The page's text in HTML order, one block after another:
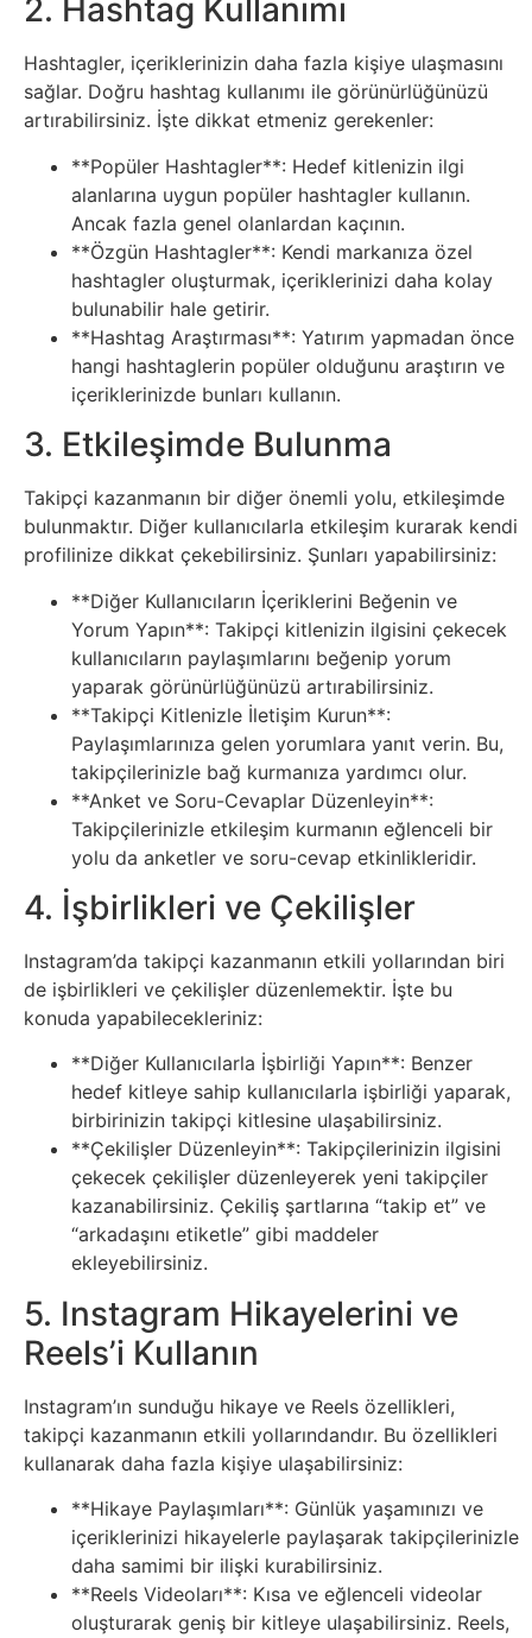
İnternet
İnternetten
Para
Kazanma
Kadın
Kim
Kimdir
Kitap
Komedi
Kültür
Sanat
Metaverse
Mobil
Müzik
Nft
Projeler
ve
Fikirler
Psikoloji
Sağlık
Scriptler
Seo
Sigorta
Sinema
Spor
Tarih
Tarım
2. Hashtag Kullanımı
Hashtagler, içeriklerinizin daha fazla kişiye ulaşmasını
sağlar. Doğru hashtag kullanımı ile görünürlüğünüzü
artırabilirsiniz. İşte dikkat etmeniz gerekenler:
**Popüler Hashtagler**: Hedef kitlenizin ilgi
alanlarına uygun popüler hashtagler kullanın.
Ancak fazla genel olanlardan kaçının.
**Özgün Hashtagler**: Kendi markanıza özel
hashtagler oluşturmak, içeriklerinizi daha kolay
bulunabilir hale getirir.
**Hashtag Araştırması**: Yatırım yapmadan önce
hangi hashtaglerin popüler olduğunu araştırın ve
içeriklerinizde bunları kullanın.
3. Etkileşimde Bulunma
Takipçi kazanmanın bir diğer önemli yolu, etkileşimde
bulunmaktır. Diğer kullanıcılarla etkileşim kurarak kendi
profilinize dikkat çekebilirsiniz. Şunları yapabilirsiniz:
**Diğer Kullanıcıların İçeriklerini Beğenin ve
Yorum Yapın**: Takipçi kitlenizin ilgisini çekecek
kullanıcıların paylaşımlarını beğenip yorum
yaparak görünürlüğünüzü artırabilirsiniz.
**Takipçi Kitlenizle İletişim Kurun**:
Paylaşımlarınıza gelen yorumlara yanıt verin. Bu,
takipçilerinizle bağ kurmanıza yardımcı olur.
**Anket ve Soru-Cevaplar Düzenleyin**:
Takipçilerinizle etkileşim kurmanın eğlenceli bir
yolu da anketler ve soru-cevap etkinlikleridir.
4. İşbirlikleri ve Çekilişler
Instagram’da takipçi kazanmanın etkili yollarından biri
de işbirlikleri ve çekilişler düzenlemektir. İşte bu
konuda yapabilecekleriniz:
**Diğer Kullanıcılarla İşbirliği Yapın**: Benzer
hedef kitleye sahip kullanıcılarla işbirliği yaparak,
birbirinizin takipçi kitlesine ulaşabilirsiniz.
**Çekilişler Düzenleyin**: Takipçilerinizin ilgisini
çekecek çekilişler düzenleyerek yeni takipçiler
kazanabilirsiniz. Çekiliş şartlarına “takip et” ve
“arkadaşını etiketle” gibi maddeler
ekleyebilirsiniz.
5. Instagram Hikayelerini ve
Reels’i Kullanın
Instagram’ın sunduğu hikaye ve Reels özellikleri,
takipçi kazanmanın etkili yollarındandır. Bu özellikleri
kullanarak daha fazla kişiye ulaşabilirsiniz:
**Hikaye Paylaşımları**: Günlük yaşamınızı ve
içeriklerinizi hikayelerle paylaşarak takipçilerinizle
daha samimi bir ilişki kurabilirsiniz.
**Reels Videoları**: Kısa ve eğlenceli videolar
oluşturarak geniş bir kitleye ulaşabilirsiniz. Reels,